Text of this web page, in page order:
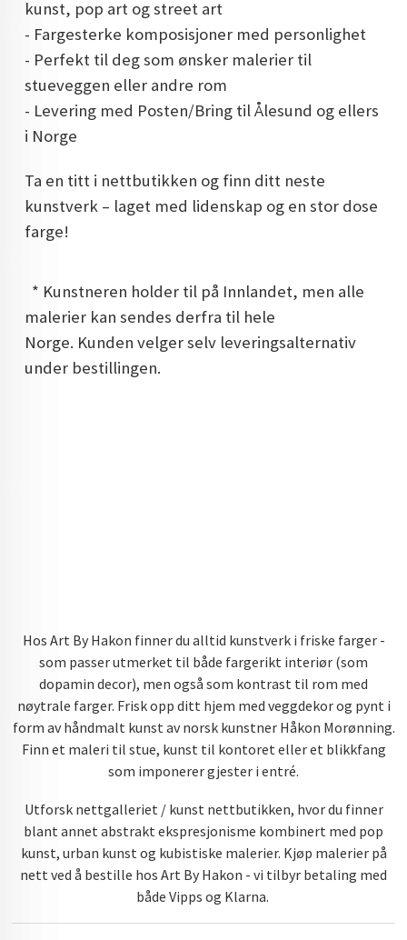
kunst, pop art og street art
- Fargesterke komposisjoner med personlighet
- Perfekt til deg som ønsker malerier til
stueveggen eller andre rom
- Levering med Posten/Bring til Ålesund og ellers
i Norge
Ta en titt i nettbutikken og finn ditt neste
kunstverk – laget med lidenskap og en stor dose
farge!
* Kunstneren holder til på Innlandet, men alle
malerier kan sendes derfra til hele
Norge. Kunden velger selv leveringsalternativ
under bestillingen.
Hos Art By Hakon finner du alltid kunstverk i friske farger -
som passer utmerket til både fargerikt interiør (som
dopamin decor), men også som kontrast til rom med
nøytrale farger. Frisk opp ditt hjem med veggdekor og pynt i
form av håndmalt kunst av norsk kunstner Håkon Morønning.
Finn et maleri til stue, kunst til kontoret eller et blikkfang
som imponerer gjester i entré.
Utforsk nettgalleriet / kunst nettbutikken, hvor du finner
blant annet abstrakt ekspresjonisme kombinert med pop
kunst, urban kunst og kubistiske malerier. Kjøp malerier på
nett ved å bestille hos Art By Hakon - vi tilbyr betaling med
både Vipps og Klarna.